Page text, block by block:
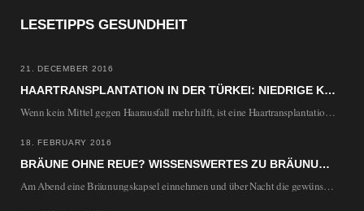
LESETIPPS GESUNDHEIT
21. DECEMBER 2016
HAARTRANSPLANTATION IN DER TÜRKEI: NIEDRIGE KOSTEN UND MODERNE METHODEN
Wenn kein Mittel gegen Haarausfall mehr hilft, ist eine Haartransplantation die letzte Möglichkeit, wieder volles…
18. FEBRUARY 2016
BRÄUNE OHNE REUE? WISSENSWERTES ZU BRÄUNUNGSTABLETTEN
Am Abend eine Bräunungskapsel einnehmen und über Nacht die gewünschte Urlaubsbräune erreichen, ist natürlich ein…